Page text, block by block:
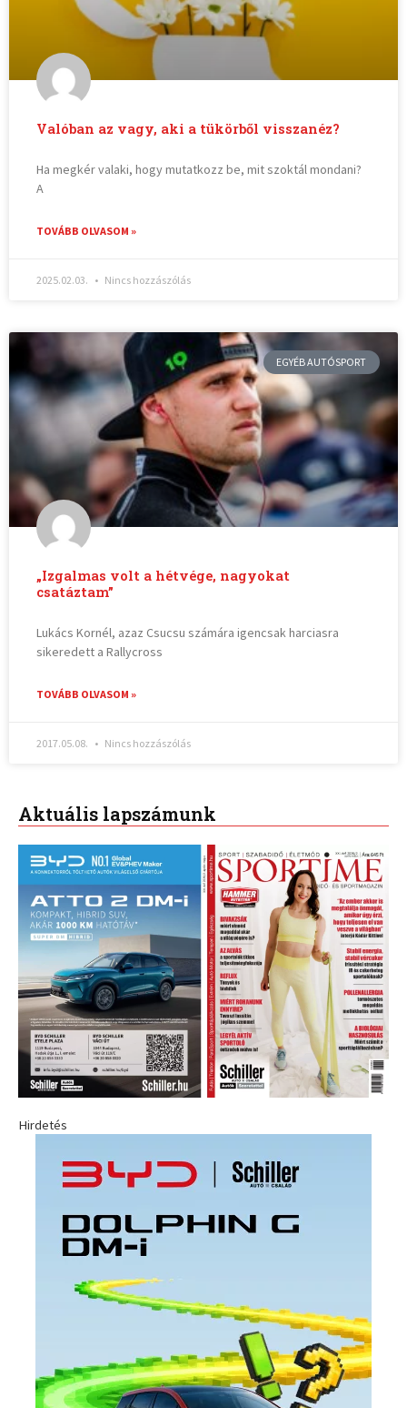
Valóban az vagy, aki a tükörből visszanéz?
Ha megkér valaki, hogy mutatkozz be, mit szoktál mondani?
A
TOVÁBB OLVASOM »
2025.02.03. Nincs hozzászólás
EGYÉB AUTÓSPORT
„Izgalmas volt a hétvége, nagyokat
csatáztam”
Lukács Kornél, azaz Csucsu számára igencsak harciasra
sikeredett a Rallycross
TOVÁBB OLVASOM »
2017.05.08. Nincs hozzászólás
Aktuális lapszámunk
Hirdetés